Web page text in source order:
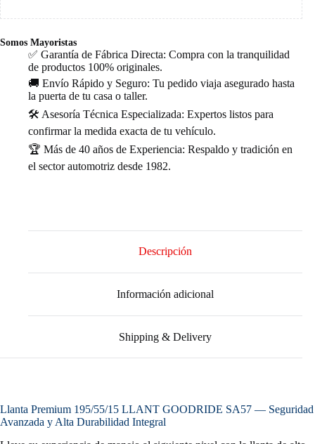
Somos Mayoristas
✅ Garantía de Fábrica Directa: Compra con la tranquilidad
de productos 100% originales.
🚚 Envío Rápido y Seguro: Tu pedido viaja asegurado hasta
la puerta de tu casa o taller.
🛠️ Asesoría Técnica Especializada: Expertos listos para
confirmar la medida exacta de tu vehículo.
🏆 Más de 40 años de Experiencia: Respaldo y tradición en
el sector automotriz desde 1982.
Descripción
Información adicional
Shipping & Delivery
Llanta Premium 195/55/15 LLANT GOODRIDE SA57 — Seguridad
Avanzada y Alta Durabilidad Integral